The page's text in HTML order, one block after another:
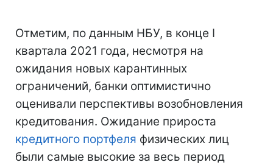
Отметим, по данным НБУ, в конце І
квартала 2021 года, несмотря на
ожидания новых карантинных
ограничений, банки оптимистично
оценивали перспективы возобновления
кредитования. Ожидание прироста
кредитного портфеля физических лиц
были самые высокие за весь период